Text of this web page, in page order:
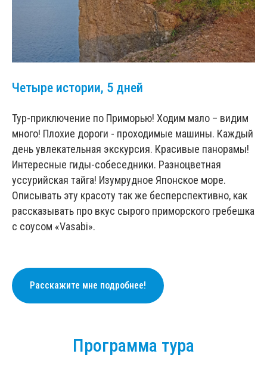
Четыре истории, 5 дней
Тур-приключение по Приморью! Ходим мало – видим
много! Плохие дороги - проходимые машины. Каждый
день увлекательная экскурсия. Красивые панорамы!
Интересные гиды-собеседники. Разноцветная
уссурийская тайга! Изумрудное Японское море.
Описывать эту красоту так же бесперспективно, как
рассказывать про вкус сырого приморского гребешка
с соусом «Vasabi».
Расскажите мне подробнее!
Программа тура